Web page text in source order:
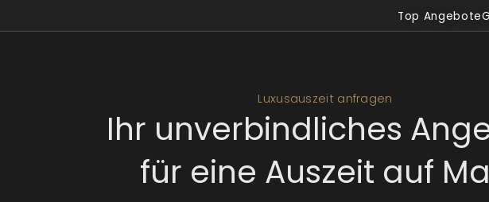
Top Angebote
Ihr unverbindliches
für eine Auszeit auf
Luxusauszeit anfragen